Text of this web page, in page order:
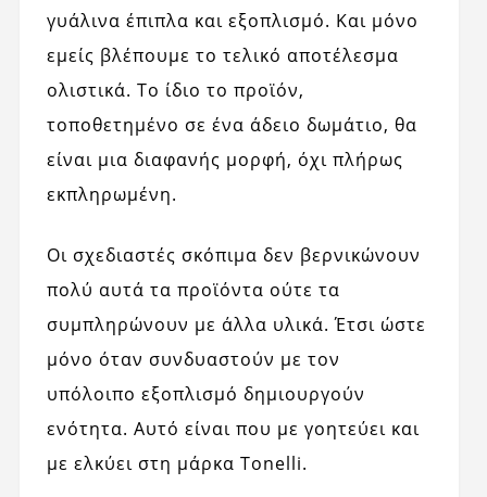
γυάλινα έπιπλα και εξοπλισμό. Και μόνο
εμείς βλέπουμε το τελικό αποτέλεσμα
ολιστικά. Το ίδιο το προϊόν,
τοποθετημένο σε ένα άδειο δωμάτιο, θα
είναι μια διαφανής μορφή, όχι πλήρως
εκπληρωμένη.
Οι σχεδιαστές σκόπιμα δεν βερνικώνουν
πολύ αυτά τα προϊόντα ούτε τα
συμπληρώνουν με άλλα υλικά. Έτσι ώστε
μόνο όταν συνδυαστούν με τον
υπόλοιπο εξοπλισμό δημιουργούν
ενότητα. Αυτό είναι που με γοητεύει και
με ελκύει στη μάρκα Tonelli.